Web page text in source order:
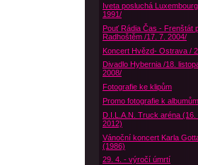
Iveta posluchá
1991/
Pouť Rádia Čas - Frenštát
Radhoštěm /17. 7. 2004/
Koncert Hvězd- Ostrava /
Divadlo Hybernia /18.
2008/
Fotografie ke klipům
Promo fotografie k albumům
D.I.L.A.N. Truck aréna (16.
2012)
Vánoční koncert Karla
(1986)
29. 4. - výročí úmrtí